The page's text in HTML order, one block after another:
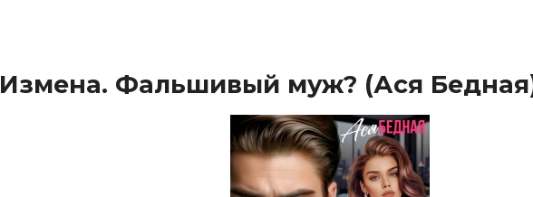
Измена. Фальшивый муж? (Ася